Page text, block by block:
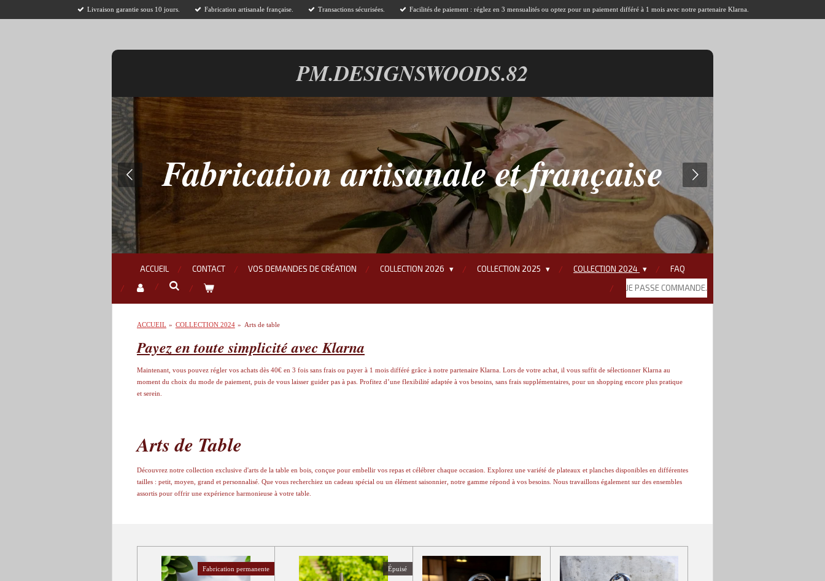
Livraison garantie sous 10 jours. Fabrication artisanale française. Transactions sécurisées. Facilités de paiement : réglez en 3 mensualités ou optez pour un paiement différé à 1 mois avec notre partenaire Klarna.
PM.DESIGNSWOODS.82
Fabrication artisanale et française
ACCUEIL CONTACT VOS DEMANDES DE CRÉATION COLLECTION 2026 COLLECTION 2025 COLLECTION 2024
FAQ
JE PASSE COMMANDE.
ACCUEIL » COLLECTION 2024 » Arts de table
Payez en toute simplicité avec Klarna
Maintenant, vous pouvez régler vos achats dès 40€ en 3 fois sans frais ou payer à 1 mois différé grâce à notre partenaire Klarna. Lors de votre achat, il vous suffit de sélectionner Klarna au
moment du choix du mode de paiement, puis de vous laisser guider pas à pas. Profitez d’une flexibilité adaptée à vos besoins, sans frais supplémentaires, pour un shopping encore plus pratique
et serein.
Arts de Table
Découvrez notre collection exclusive d'arts de la table en bois, conçue pour embellir vos repas et célébrer chaque occasion. Explorez une variété de plateaux et planches disponibles en différentes
tailles : petit, moyen, grand et personnalisé. Que vous recherchiez un cadeau spécial ou un élément saisonnier, notre gamme répond à vos besoins. Nous travaillons également sur des ensembles
assortis pour offrir une expérience harmonieuse à votre table.
Fabrication permanente Épuisé